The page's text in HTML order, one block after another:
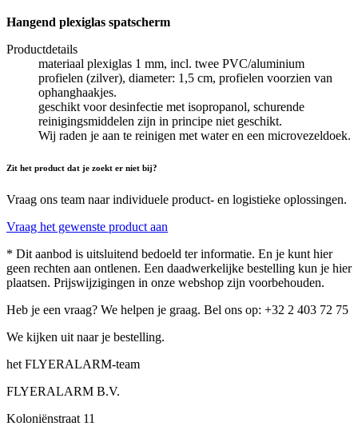
Hangend plexiglas spatscherm
Productdetails
materiaal plexiglas 1 mm, incl. twee PVC/aluminium
profielen (zilver), diameter: 1,5 cm, profielen voorzien van
ophanghaakjes.
geschikt voor desinfectie met isopropanol, schurende
reinigingsmiddelen zijn in principe niet geschikt.
Wij raden je aan te reinigen met water en een microvezeldoek.
Zit het product dat je zoekt er niet bij?
Vraag ons team naar individuele product- en logistieke oplossingen.
Vraag het gewenste product aan
* Dit aanbod is uitsluitend bedoeld ter informatie. En je kunt hier
geen rechten aan ontlenen. Een daadwerkelijke bestelling kun je hier
plaatsen. Prijswijzigingen in onze webshop zijn voorbehouden.
Heb je een vraag? We helpen je graag. Bel ons op: +32 2 403 72 75
We kijken uit naar je bestelling.
het FLYERALARM-team
FLYERALARM B.V.
Koloniënstraat 11